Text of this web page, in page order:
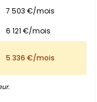
7 503 €/mois
6 121 €/mois
5 336 €/mois